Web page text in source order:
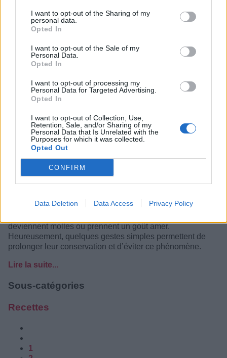
I want to opt-out of the Sharing of my
personal data.
Opted In
I want to opt-out of the Sale of my
Personal Data.
Opted In
I want to opt-out of processing my
Personal Data for Targeted Advertising.
Opted In
I want to opt-out of Collection, Use,
Retention, Sale, and/or Sharing of my
Personal Data that Is Unrelated with the
Purposes for which it was collected.
Opted Out
CONFIRM
Data Deletion Data Access Privacy Policy
Catégorie :Nutrition
conserve souvent longtemps à la maison. Pourtant, il
deviennent molles ou prennent un goût amer.
Heureusement, quelques gestes simples permettent de
prolonger leur conservation et d’éviter ce phénomène.
Lire la suite...
Sous-catégories
Recettes
1